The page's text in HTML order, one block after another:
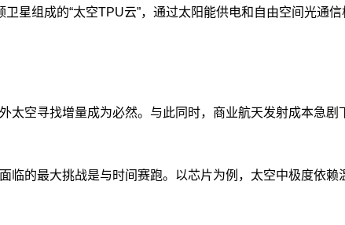
星组成的“太空TPU云”，通过太阳能供电和自由空间光通
空寻找增量成为必然。与此同时，商业航天发射成本急剧
临的最大挑战是与时间赛跑。以芯片为例，太空中极度依